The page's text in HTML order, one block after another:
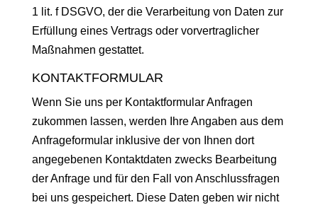
1 lit. f DSGVO, der die Ver­ar­beitung von Dat­en zur
Erfül­lung eines Ver­trags oder vorver­traglich­er
Maß­nah­men gestattet.
KONTAKTFORMULAR
Wenn Sie uns per Kon­tak­t­for­mu­lar Anfra­gen
zukom­men lassen, wer­den Ihre Angaben aus dem
Anfrage­for­mu­lar inklu­sive der von Ihnen dort
angegebe­nen Kon­tak­t­dat­en zwecks Bear­beitung
der Anfrage und für den Fall von Anschlussfra­gen
bei uns gespe­ichert. Diese Dat­en geben wir nicht